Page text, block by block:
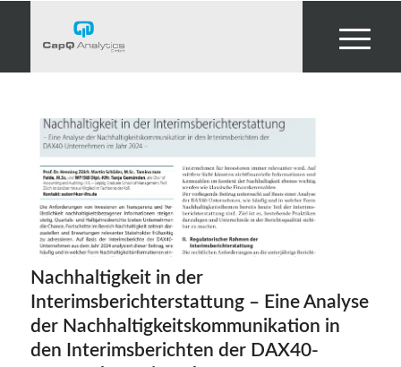
Nachhaltigkeit in der
Interimsberichterstattung – Eine Analyse
der Nachhaltigkeitskommunikation in
den Interimsberichten der DAX40-